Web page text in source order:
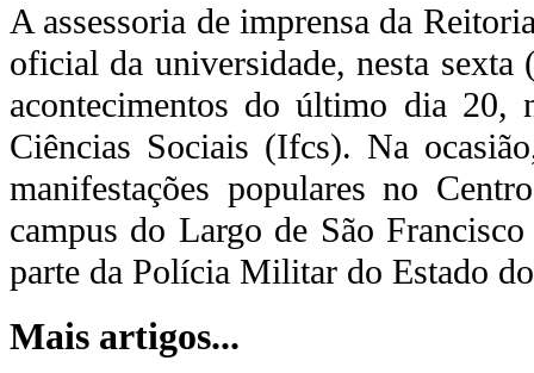
A assessoria de imprensa da
oficial da universidade, nesta sexta
acontecimentos do último dia
Ciências Sociais (Ifcs). Na
manifestações populares no
campus do Largo de São
parte da Polícia Militar do Estado
Mais artigos...